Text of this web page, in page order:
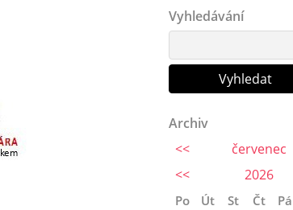
Vyhledávání
Archiv
<<
červenec
<<
2026
Po Út St Čt Pá